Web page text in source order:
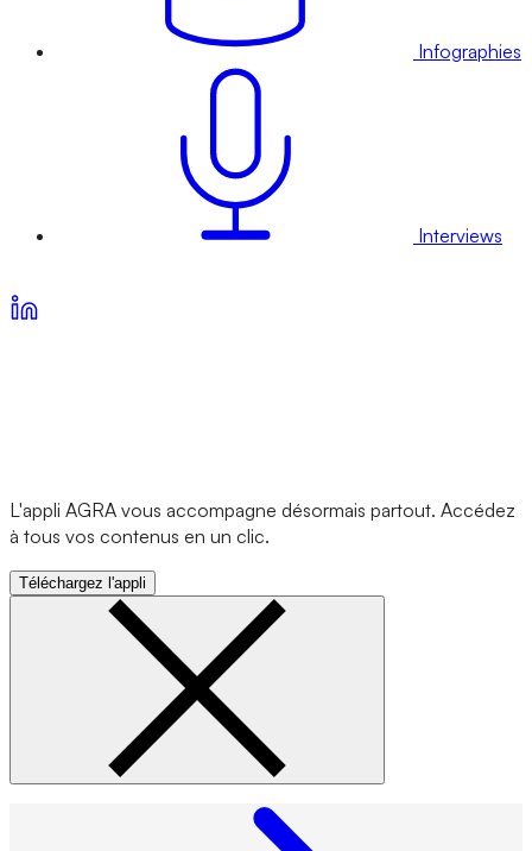
Infographies
Interviews
L'appli AGRA vous accompagne désormais partout. Accédez
à tous vos contenus en un clic.
Téléchargez l'appli